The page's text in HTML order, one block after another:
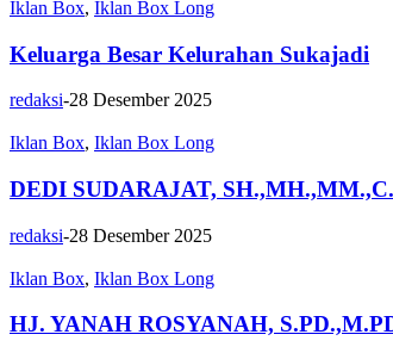
Iklan Box, Iklan Box Long
Keluarga Besar Kelurahan Sukajadi
redaksi-28 Desember 2025
Iklan Box, Iklan Box Long
DEDI SUDARAJAT,
redaksi-28 Desember 2025
Iklan Box, Iklan Box Long
HJ. YANAH ROSYANAH,